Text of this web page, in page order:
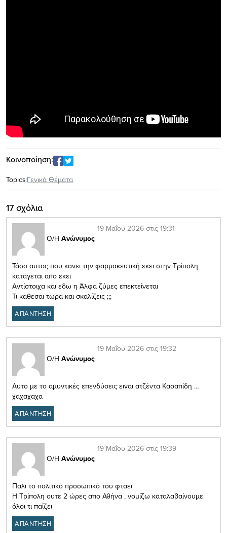
Κοινοποίηση:
Topics:Γενικά Θέματα
17 σχόλια
Ο/Η Ανώνυμος
19 Μαΐου 2026 στις 19:31
Τάσο αυτος που κανει την φαρμακευτική εκει στην Τρίπολη
κατάγεται απο εκει
Αντίστοιχα και εδω η Άλφα ζύμες επεκτείνεται
Τι καθεσαι τωρα και σκαλίζεις ;;;
ΑΠΑΝΤΗΣΗ
Ο/Η Ανώνυμος
19 Μαΐου 2026 στις 19:32
Αυτο με το αμυντικές επενδύσεις ειναι ατζέντα Κασαπίδη …
χαχαχαχα
ΑΠΑΝΤΗΣΗ
Ο/Η Ανώνυμος
19 Μαΐου 2026 στις 19:39
Παλι το πολιτικό προσωπικό του φταει
Η Τρίπολη ουτε 2 ώρες απο Αθήνα , νομίζω καταλαβαίνουμε
όλοι τι παίζει
ΑΠΑΝΤΗΣΗ